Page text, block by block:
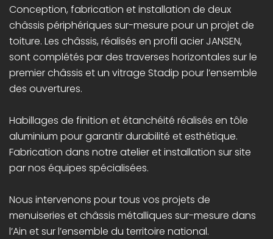
Conception, fabrication et installation de deux
châssis périphériques sur-mesure pour un projet de
toiture. Les châssis, réalisés en profil acier JANSEN,
sont complétés par des traverses horizontales sur le
premier châssis et un vitrage Stadip pour l’ensemble
des ouvertures.
Habillages de finition et étanchéité réalisés en tôle
aluminium pour garantir durabilité et esthétique.
Fabrication dans notre atelier et installation sur site
par nos équipes spécialisées.
Nous intervenons pour tous vos projets de
menuiseries et châssis métalliques sur-mesure dans
l’Ain et sur l’ensemble du territoire national.